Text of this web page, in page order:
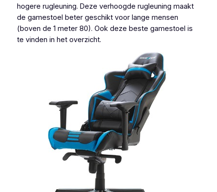
hogere rugleuning. Deze verhoogde rugleuning maakt
de gamestoel beter geschikt voor lange mensen
(boven de 1 meter 80). Ook deze beste gamestoel is
te vinden in het overzicht.